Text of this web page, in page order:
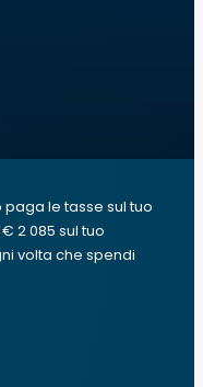
le tasse sul tuo
2 085 sul tuo
volta che spendi